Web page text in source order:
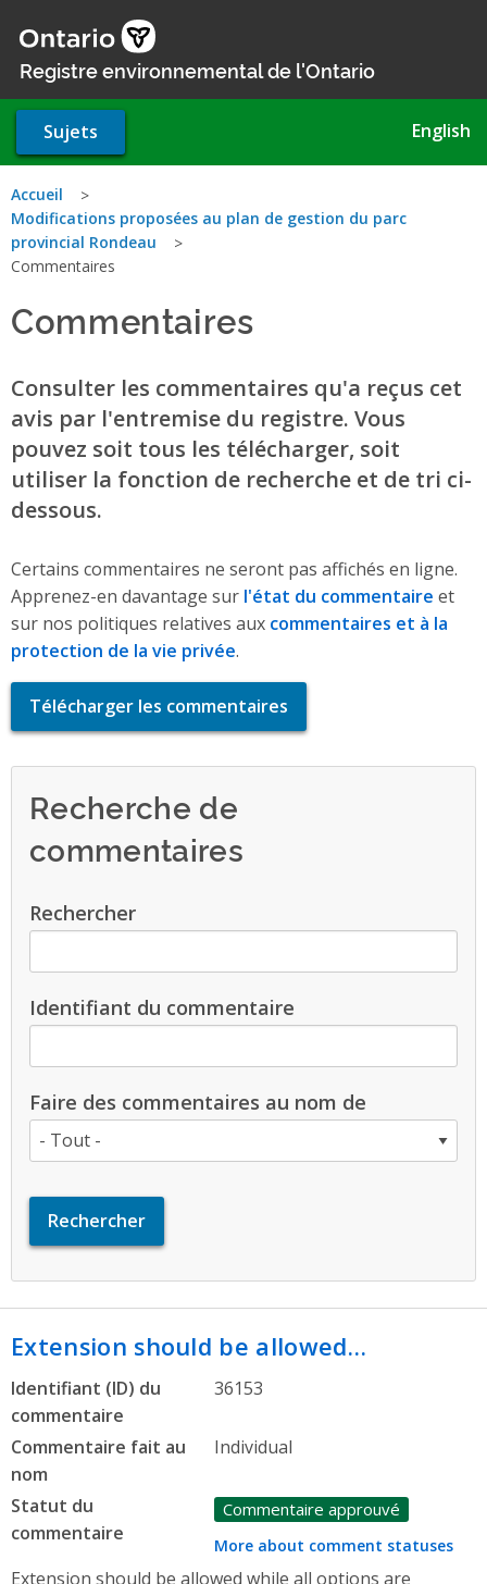
au
contenu
Registre environnemental de l'Ontario
Sujets English
Vous
êtes
Accueil
Modifications proposées au plan de gestion du parc
provincial Rondeau
Commentaires
Commentaires
Consulter les commentaires qu'a reçus cet
avis par l'entremise du registre. Vous
pouvez soit tous les télécharger, soit
utiliser la fonction de recherche et de tri ci-
dessous.
Certains commentaires ne seront pas affichés en ligne.
Apprenez-en davantage sur l'état du commentaire et
sur nos politiques relatives aux commentaires et à la
protection de la vie privée.
Télécharger les commentaires
Recherche de
commentaires
Rechercher
Identifiant du commentaire
Faire des commentaires au nom de
Extension should be allowed…
Identifiant (ID) du
commentaire
36153
Commentaire fait au
nom
Individual
Statut du
commentaire
Commentaire approuvé
More about comment statuses
Extension should be allowed while all options are